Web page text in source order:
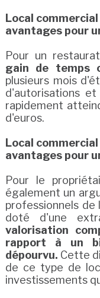
Local
avantages pour
Pour un
gain de temps
plusieurs mois
d'autorisations
rapidement
d'euros.
Local
avantages pour
Pour le
également un
professionnels de
doté d'une
valorisation
rapport à un
dépourvu. Cette
de ce type de
investissements